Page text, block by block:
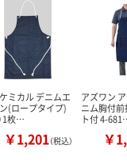
ゴへ カ
ミカル デニムエ
(ロープタイプ)
1枚…
￥1,201（税込）
アズワン
ニム胸付
ト付 4-
￥